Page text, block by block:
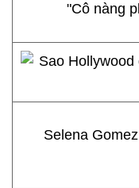
"Cô nàng
Selena